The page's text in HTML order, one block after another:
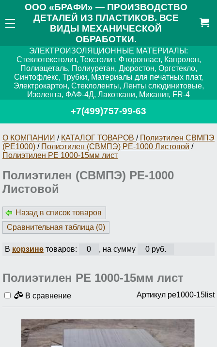
ООО «БРАФИ» — ПРОИЗВОДСТВО
ДЕТАЛЕЙ ИЗ ПЛАСТИКОВ. ВСЕ
ВИДЫ МЕХАНИЧЕСКОЙ
ОБРАБОТКИ.
ЭЛЕКТРОИЗОЛЯЦИОННЫЕ МАТЕРИАЛЫ:
Стеклотекстолит, Текстолит, Фторопласт, Капролон,
Полиацеталь, Полиуретан, Дюростон, Оргстекло,
Синтофлекс, Трубки, Материалы для печатных плат,
Электрокартон, Стеклоленты, Ленты слюдинитовые,
Изолента, ФАФ-4Д, Лакоткани, Миканит, FR-4
+7(499)757-99-63
О КОМПАНИИ / КАТАЛОГ ТОВАРОВ / Полиэтилен СВМПЭ
(PE1000) / Полиэтилен (СВМПЭ) РЕ-1000 Листовой /
Полиэтилен PE 1000-15мм лист
Полиэтилен (СВМПЭ) РЕ-1000
Листовой
Назад в список товаров
Сравнительная таблица (0)
В корзинетоваров: 0 , на сумму 0 руб.
Полиэтилен PE 1000-15мм лист
В сравнение Артикул pe1000-15list